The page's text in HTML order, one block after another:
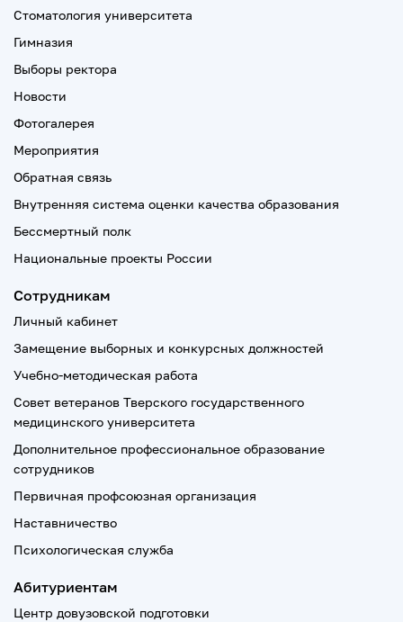
Стоматология университета
Гимназия
Выборы ректора
Новости
Фотогалерея
Мероприятия
Обратная связь
Внутренняя система оценки качества образования
Бессмертный полк
Национальные проекты России
Сотрудникам
Личный кабинет
Замещение выборных и конкурсных должностей
Учебно-методическая работа
Совет ветеранов Тверского государственного
медицинского университета
Дополнительное профессиональное образование
сотрудников
Первичная профсоюзная организация
Наставничество
Психологическая служба
Абитуриентам
Центр довузовской подготовки